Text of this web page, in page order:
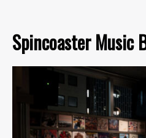
Spincoaster Music